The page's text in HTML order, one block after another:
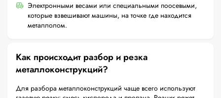
Электронными весами или специальными поосевыми,
которые взвешивают машины, на точке где находится
металлолом.
Как происходит разбор и резка
металлоконструкций?
Для разбора металлоконструкций чаще всего используют